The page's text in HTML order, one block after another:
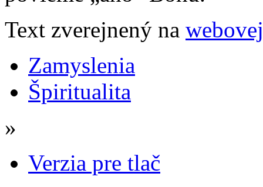
Text zverejnený na
Zamyslenia
Špiritualita
»
Verzia pre tlač